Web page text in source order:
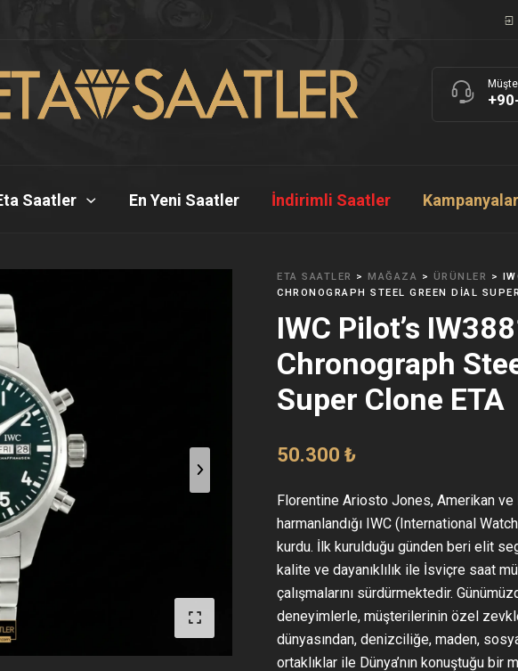
Saatler En Yeni Saatler İndirimli Saatler Kampanyalar
ETA SAATLER > MAĞAZA > ÜRÜNLER >
CHRONOGRAPH STEEL GREEN DIAL
IWC Pilot’s
Chronograph
Super Clone ETA
50.300₺
Florentine Ariosto Jones, Amerikan ve
harmanlandığı IWC (International
kurdu. İlk kurulduğu günden beri elit
kalite ve dayanıklılık ile İsviçre saat
çalışmalarını sürdürmektedir.
deneyimlerle, müşterilerinin özel
dünyasından, denizciliğe, maden,
ortaklıklar ile Dünya’nın konuştuğu bir